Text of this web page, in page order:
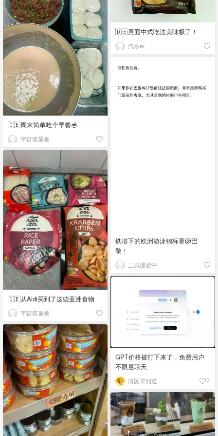
🇩🇪意面中式吃法美味极了！
汽水er
🇩🇪周末简单吃个早餐🥣
宇宙双重奏
铁塔下的欧洲游泳锦标赛@巴
黎！
三城漫游中
🇩🇪从Aldi买到了这些亚洲食物
宇宙双重奏
GPT价格被打下来了，免费用户
不限量聊天
湾区早知道 2